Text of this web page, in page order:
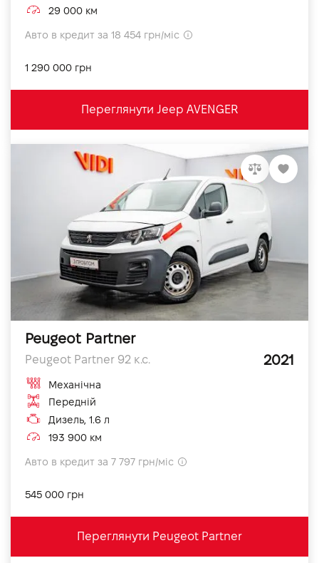
29 000 км
Авто в кредит за 18 454 грн/міс
1 290 000 грн
Переглянути Jeep AVENGER
Peugeot Partner
Peugeot Partner 92 к.с. 2021
Механічна
Передній
Дизель, 1.6 л
193 900 км
Авто в кредит за 7 797 грн/міс
545 000 грн
Переглянути Peugeot Partner